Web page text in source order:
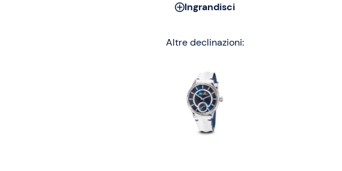
Ingrandisci
Altre declinazioni: